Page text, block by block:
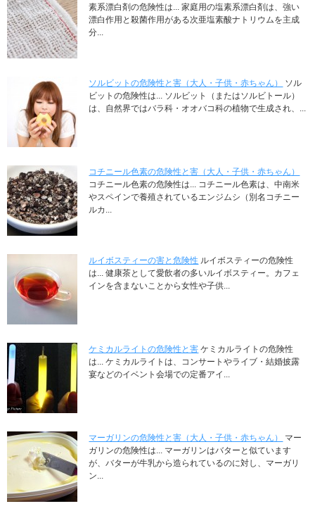
素系漂白剤の危険性は... 家庭用の塩素系漂白剤は、強い
漂白作用と殺菌作用がある次亜塩素酸ナトリウムを主成
分...
ソルビットの危険性と害（大人・子供・赤ちゃん）
ソル
ビットの危険性は... ソルビット（またはソルビトール）
は、自然界ではバラ科・オオバコ科の植物で生成され、...
コチニール色素の危険性と害（大人・子供・赤ちゃん）
コチニール色素の危険性は... コチニール色素は、中南米
やスペインで養殖されているエンジムシ（別名コチニー
ルカ...
ルイボスティーの害と危険性 ルイボスティーの危険性
は... 健康茶として愛飲者の多いルイボスティー。カフェ
インを含まないことから女性や子供...
ケミカルライトの危険性と害 ケミカルライトの危険性
は... ケミカルライトは、コンサートやライブ・結婚披露
宴などのイベント会場での定番アイ...
マーガリンの危険性と害（大人・子供・赤ちゃん）
マー
ガリンの危険性は... マーガリンはバターと似ています
が、バターが牛乳から造られているのに対し、マーガリ
ン...